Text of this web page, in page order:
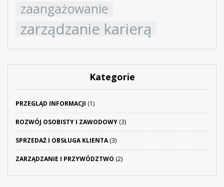
zaangażowanie
zarządzanie karierą
Kategorie
PRZEGLĄD INFORMACJI (1)
ROZWÓJ OSOBISTY I ZAWODOWY (3)
SPRZEDAŻ I OBSŁUGA KLIENTA(3)
ZARZĄDZANIE I PRZYWÓDZTWO (2)